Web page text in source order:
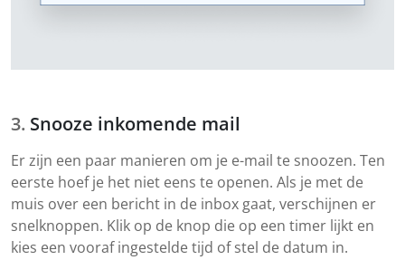
Snooze inkomende mail
Er zijn een paar manieren om je e-mail te snoozen. Ten
eerste hoef je het niet eens te openen. Als je met de
muis over een bericht in de inbox gaat, verschijnen er
snelknoppen. Klik op de knop die op een timer lijkt en
kies een vooraf ingestelde tijd of stel de datum in.